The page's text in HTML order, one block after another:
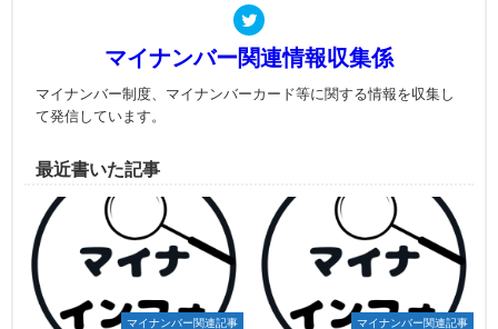
マイナンバー関連情報収集係
マイナンバー制度、マイナンバーカード等に関する情報を収集し
て発信しています。
最近書いた記事
マイナンバー関連記事 マイナンバー関連記事